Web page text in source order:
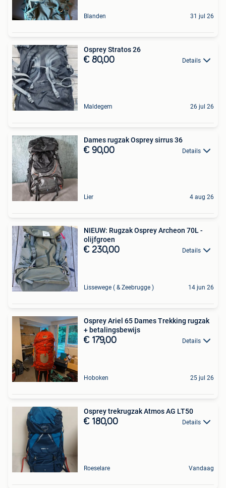
Blanden 31 jul 26
Osprey Stratos 26
€ 80,00 Details
Maldegem 26 jul 26
Dames rugzak Osprey sirrus 36
€ 90,00 Details
Lier 4 aug 26
NIEUW: Rugzak Osprey Archeon 70L -
olijfgroen
€ 230,00 Details
Lissewege ( & Zeebrugge ) 14 jun 26
Osprey Ariel 65 Dames Trekking rugzak
+ betalingsbewijs
€ 179,00 Details
Hoboken 25 jul 26
Osprey trekrugzak Atmos AG LT50
€ 180,00 Details
Roeselare Vandaag